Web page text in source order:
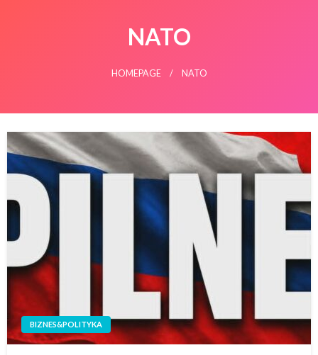
NATO
HOMEPAGE NATO
BIZNES&POLITYKA